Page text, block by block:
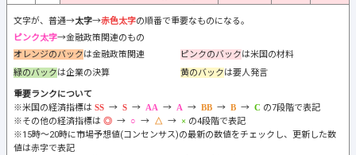
文字が、普通→太字→赤色太字の順番で重要なものになる。
ピンク太字→金融政策関連のもの
オレンジのバックは金融政策関連 ピンクのバックは米国の材料
緑のバックは企業の決算 黄のバックは要人発言
重要ランクについて
※米国の経済指標は
→ → → → → →
の7段階で表記
※その他の経済指標は
→ → →
の4段階で表記
※15時～20時に市場予想値(コンセンサス)の最新の数値をチェックし、更新した数
値は赤字で表記